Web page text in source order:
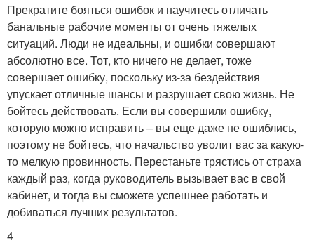
Прекратите бояться ошибок и научитесь отличать
банальные рабочие моменты от очень тяжелых
ситуаций. Люди не идеальны, и ошибки совершают
абсолютно все. Тот, кто ничего не делает, тоже
совершает ошибку, поскольку из-за бездействия
упускает отличные шансы и разрушает свою жизнь. Не
бойтесь действовать. Если вы совершили ошибку,
которую можно исправить – вы еще даже не ошиблись,
поэтому не бойтесь, что начальство уволит вас за какую-
то мелкую провинность. Перестаньте трястись от страха
каждый раз, когда руководитель вызывает вас в свой
кабинет, и тогда вы сможете успешнее работать и
добиваться лучших результатов.
4